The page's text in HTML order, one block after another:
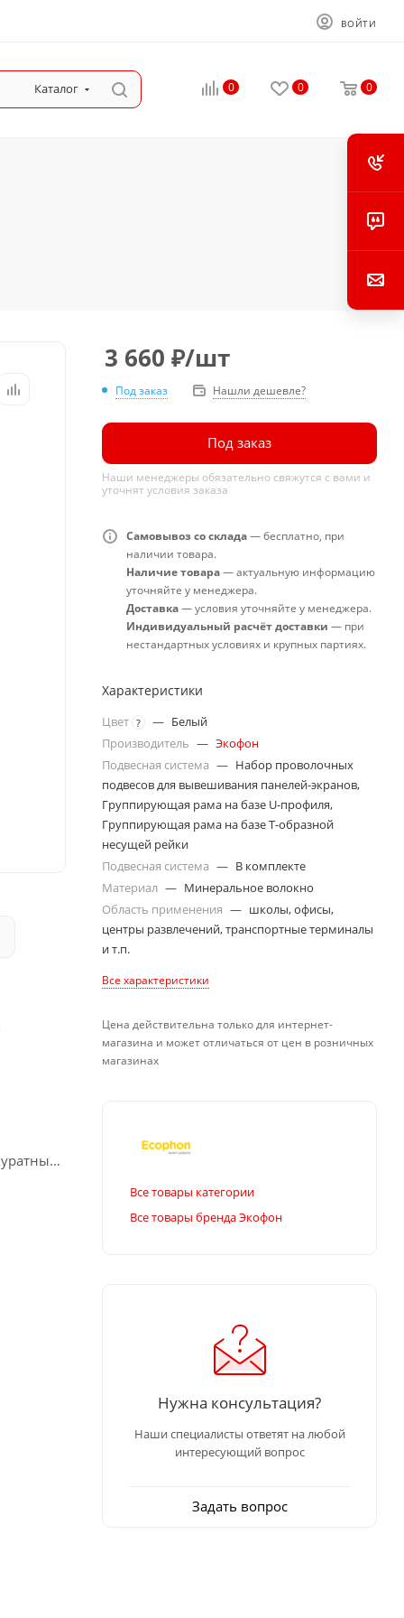
ВОЙТИ
Каталог 0 0 0
3 660 ₽/шт
Под заказ Нашли дешевле?
Под заказ
Наши менеджеры обязательно свяжутся с вами и
уточнят условия заказа
Самовывоз со склада— бесплатно, при
наличии товара.
Наличие товара— актуальную информацию
уточняйте у менеджера.
Доставка— условия уточняйте у менеджера.
Индивидуальный расчёт доставки — при
нестандартных условиях и крупных партиях.
Характеристики
Цвет ? — Белый
Производитель — Экофон
Подвесная система — Набор проволочных
подвесов для вывешивания панелей-экранов,
Группирующая рама на базе U-профиля,
Группирующая рама на базе Т-образной
несущей рейки
Подвесная система — В комплекте
Материал — Минеральное волокно
Область применения — школы, офисы,
центры развлечений, транспортные терминалы
и т.п.
Все характеристики
Цена действительна только для интернет-
магазина и может отличаться от цен в розничных
магазинах
Все товары категории
Все товары бренда Экофон
Нужна консультация?
Наши специалисты ответят на любой
интересующий вопрос
Задать вопрос